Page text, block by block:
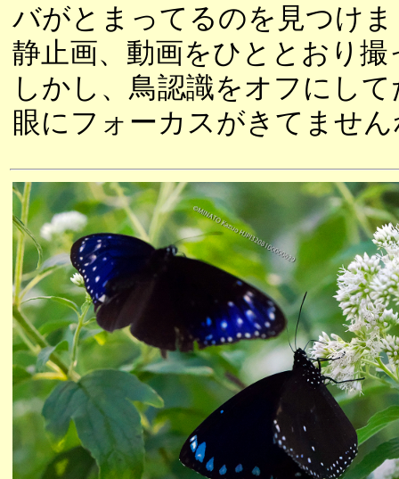
バがとまってるのを見つけ
静止画、動画をひととおり
しかし、鳥認識をオフにし
眼にフォーカスがきてませ